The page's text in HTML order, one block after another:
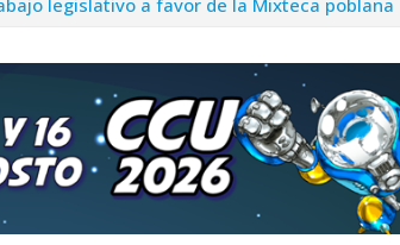
legislativo a favor de la Mixteca poblana